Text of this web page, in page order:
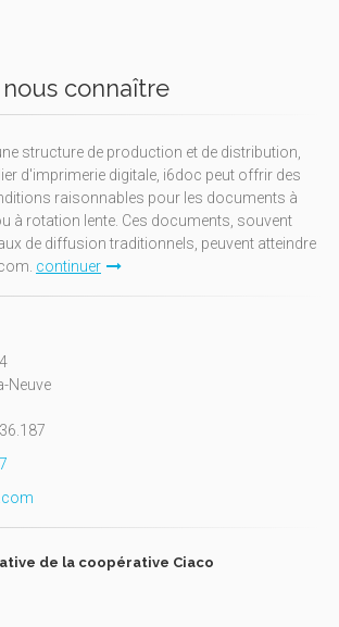
connaître
structure de production et de distribution,
d'imprimerie digitale, i6doc peut offrir des
raisonnables pour les documents à
à rotation lente. Ces documents, souvent
de diffusion traditionnels, peuvent atteindre
continuer
Neuve
de la coopérative Ciaco